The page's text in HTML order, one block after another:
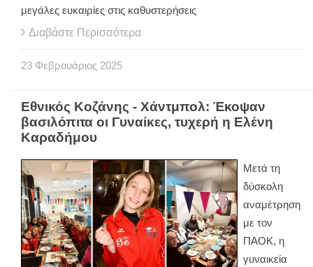
μεγάλες ευκαιρίες στις καθυστερήσεις
Διαβάστε Περισσότερα
23 Φεβρουάριος 2025
Εθνικός Κοζάνης - Χάντμπολ: Έκοψαν
βασιλόπιτα οι Γυναίκες, τυχερή η Ελένη
Καραδήμου
Μετά τη
δύσκολη
αναμέτρηση
με τον
ΠΑΟΚ, η
γυναικεία